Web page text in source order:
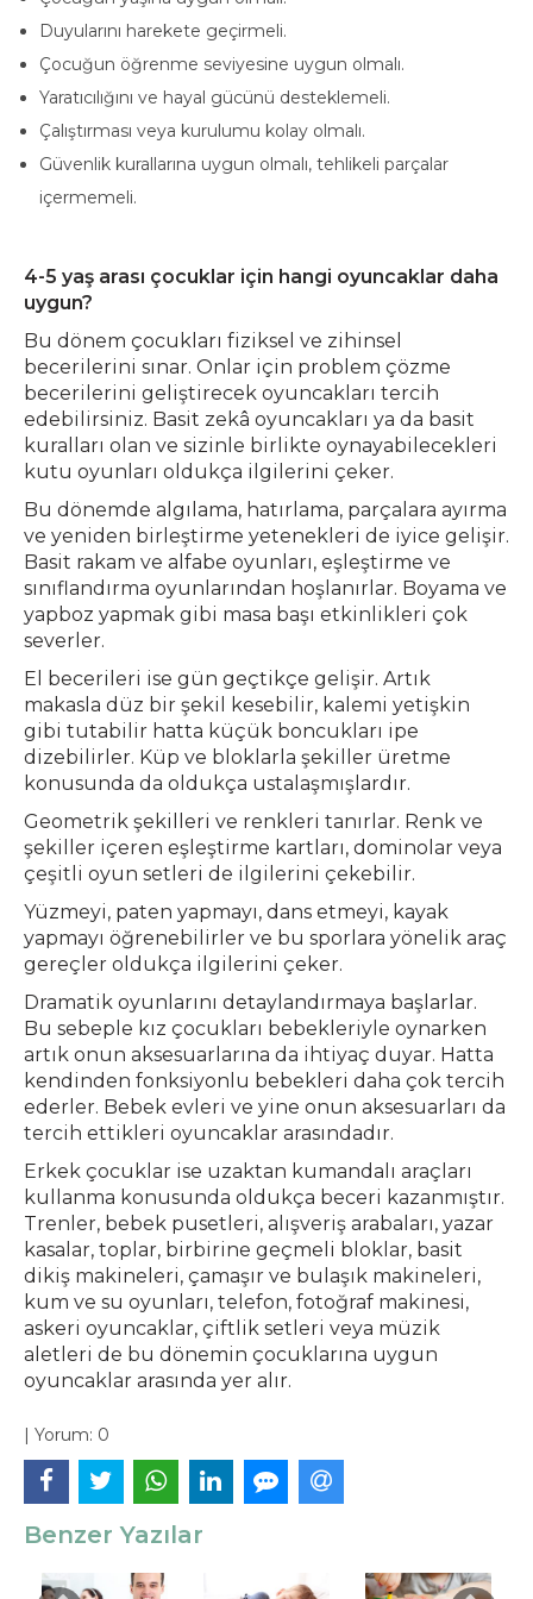
Duyularını harekete geçirmeli.
Çocuğun öğrenme seviyesine uygun olmalı.
Yaratıcılığını ve hayal gücünü desteklemeli.
Çalıştırması veya kurulumu kolay olmalı.
Güvenlik kurallarına uygun olmalı, tehlikeli parçalar
içermemeli.
4-5 yaş arası çocuklar için hangi oyuncaklar daha
uygun?
Bu dönem çocukları fiziksel ve zihinsel
becerilerini sınar. Onlar için problem çözme
becerilerini geliştirecek oyuncakları tercih
edebilirsiniz. Basit zekâ oyuncakları ya da basit
kuralları olan ve sizinle birlikte oynayabilecekleri
kutu oyunları oldukça ilgilerini çeker.
Bu dönemde algılama, hatırlama, parçalara ayırma
ve yeniden birleştirme yetenekleri de iyice gelişir.
Basit rakam ve alfabe oyunları, eşleştirme ve
sınıflandırma oyunlarından hoşlanırlar. Boyama ve
yapboz yapmak gibi masa başı etkinlikleri çok
severler.
El becerileri ise gün geçtikçe gelişir. Artık
makasla düz bir şekil kesebilir, kalemi yetişkin
gibi tutabilir hatta küçük boncukları ipe
dizebilirler. Küp ve bloklarla şekiller üretme
konusunda da oldukça ustalaşmışlardır.
Geometrik şekilleri ve renkleri tanırlar. Renk ve
şekiller içeren eşleştirme kartları, dominolar veya
çeşitli oyun setleri de ilgilerini çekebilir.
Yüzmeyi, paten yapmayı, dans etmeyi, kayak
yapmayı öğrenebilirler ve bu sporlara yönelik araç
gereçler oldukça ilgilerini çeker.
Dramatik oyunlarını detaylandırmaya başlarlar.
Bu sebeple kız çocukları bebekleriyle oynarken
artık onun aksesuarlarına da ihtiyaç duyar. Hatta
kendinden fonksiyonlu bebekleri daha çok tercih
ederler. Bebek evleri ve yine onun aksesuarları da
tercih ettikleri oyuncaklar arasındadır.
Erkek çocuklar ise uzaktan kumandalı araçları
kullanma konusunda oldukça beceri kazanmıştır.
Trenler, bebek pusetleri, alışveriş arabaları, yazar
kasalar, toplar, birbirine geçmeli bloklar, basit
dikiş makineleri, çamaşır ve bulaşık makineleri,
kum ve su oyunları, telefon, fotoğraf makinesi,
askeri oyuncaklar, çiftlik setleri veya müzik
aletleri de bu dönemin çocuklarına uygun
oyuncaklar arasında yer alır.
Yorum: 0
Benzer Yazılar